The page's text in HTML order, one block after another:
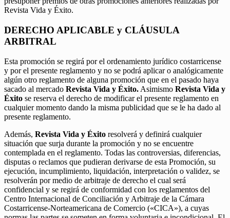
Revista Vida y Éxito.
DERECHO APLICABLE y CLÁUSULA
ARBITRAL
Esta promoción se regirá por el ordenamiento jurídico costarricense
y por el presente reglamento y no se podrá aplicar o analógicamente
algún otro reglamento de alguna promoción que en el pasado haya
sacado al mercado Revista Vida y Éxito. Asimismo Revista Vida y
Éxito se reserva el derecho de modificar el presente reglamento en
cualquier momento dando la misma publicidad que se le ha dado al
presente reglamento.
Además, Revista Vida y Éxito resolverá y definirá cualquier
situación que surja durante la promoción y no se encuentre
contemplada en el reglamento. Todas las controversias, diferencias,
disputas o reclamos que pudieran derivarse de esta Promoción, su
ejecución, incumplimiento, liquidación, interpretación o validez, se
resolverán por medio de arbitraje de derecho el cual será
confidencial y se regirá de conformidad con los reglamentos del
Centro Internacional de Conciliación y Arbitraje de la Cámara
Costarricense-Norteamericana de Comercio («CICA»), a cuyas